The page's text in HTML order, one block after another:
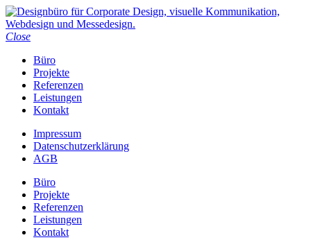
Close
Büro
Projekte
Referenzen
Leistungen
Kontakt
Impressum
Datenschutzerklärung
AGB
Büro
Projekte
Referenzen
Leistungen
Kontakt